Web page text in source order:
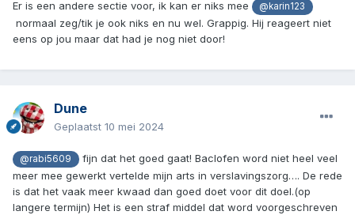
Er is een andere sectie voor, ik kan er niks mee @karin123
normaal zeg/tik je ook niks en nu wel. Grappig. Hij reageert niet
eens op jou maar dat had je nog niet door!
Dune
Geplaatst 10 mei 2024
@rabi5609
fijn dat het goed gaat! Baclofen word niet heel veel
meer mee gewerkt vertelde mijn arts in verslavingszorg…. De rede
is dat het vaak meer kwaad dan goed doet voor dit doel.(op
langere termijn) Het is een straf middel dat word voorgeschreven